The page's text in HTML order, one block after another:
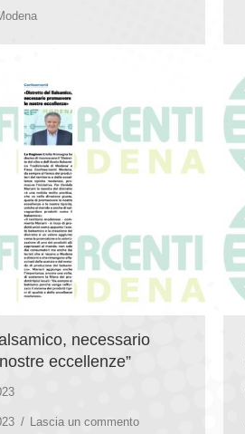
necessario
eccellenze”
Lascia un commento